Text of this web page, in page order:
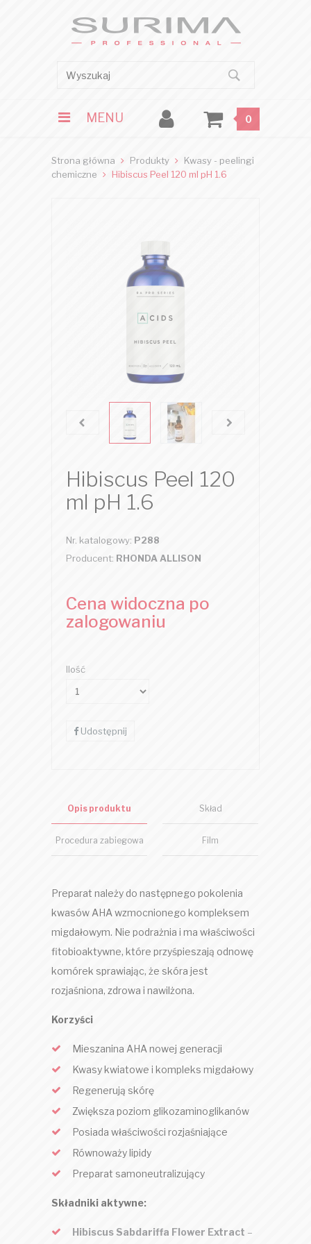
MENU 0
Strona główna Produkty
Kwasy - peelingi
chemiczne
Hibiscus Peel 120 ml pH 1.6
Hibiscus Peel 120
ml pH 1.6
Nr. katalogowy: P288
Producent: RHONDA ALLISON
Cena widoczna po
zalogowaniu
Ilość
Udostępnij
Opis produktu Skład
Procedura zabiegowa Film
Preparat należy do następnego pokolenia
kwasów AHA wzmocnionego kompleksem
migdałowym. Nie podrażnia i ma właściwości
fitobioaktywne, które przyśpieszają odnowę
komórek sprawiając, że skóra jest
rozjaśniona, zdrowa i nawilżona.
Korzyści
Mieszanina AHA nowej generacji
Kwasy kwiatowe i kompleks migdałowy
Regenerują skórę
Zwiększa poziom glikozaminoglikanów
Posiada właściwości rozjaśniające
Równoważy lipidy
Preparat samoneutralizujący
Składniki aktywne:
Hibiscus Sabdariffa Flower Extract –